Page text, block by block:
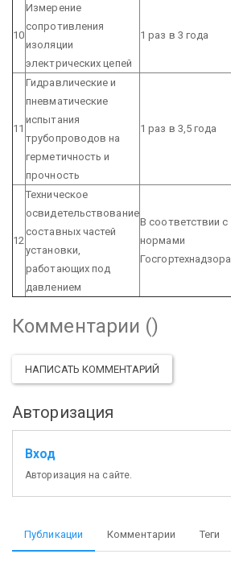
10
Измерение
сопротивления
изоляции
электрических цепей
1 раз в 3 года
11
Гидравлические и
пневматические
испытания
трубопроводов на
герметичность и
прочность
1 раз в 3,5 года
12
Техническое
освидетельствование
составных частей
установки,
работающих под
давлением
В соответствии с
нормами
Госгортехнадзора
Комментарии ()
НАПИСАТЬ КОММЕНТАРИЙ
Авторизация
Вход
Авторизация на сайте.
Публикации Комментарии Теги